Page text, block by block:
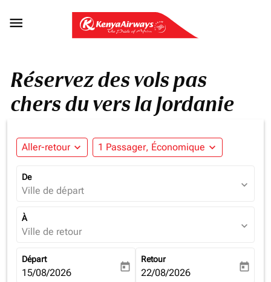

Réservez des vols pas
chers du vers la Jordanie
Aller-retour expand_more 1 Passager, Économique expand_more
De
Ville de départ expand_more
À
Ville de retour expand_more
Départ
fc-booking-departure-date-aria-label
15/08/2026 today
Retour
fc-booking-return-date-aria-
22/08/2026 today